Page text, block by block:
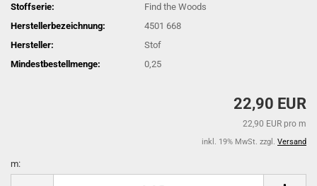
Stoffserie:
Find the Woods
Herstellerbezeichnung:
4501 668
Hersteller:
Stof
Mindestbestellmenge:
0,25
22,90 EUR
22,90 EUR pro m
inkl. 19% MwSt. zzgl. Versand
m: